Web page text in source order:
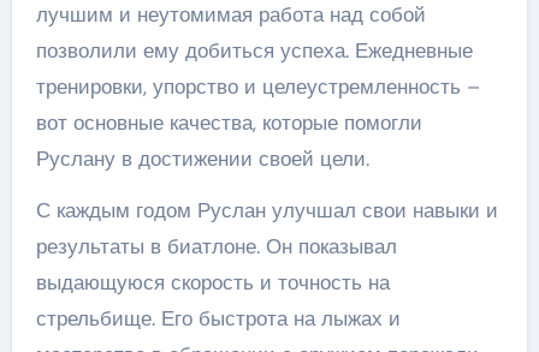
лучшим и неутомимая работа над собой
позволили ему добиться успеха. Ежедневные
тренировки, упорство и целеустремленность –
вот основные качества, которые помогли
Руслану в достижении своей цели.
С каждым годом Руслан улучшал свои навыки и
результаты в биатлоне. Он показывал
выдающуюся скорость и точность на
стрельбище. Его быстрота на лыжах и